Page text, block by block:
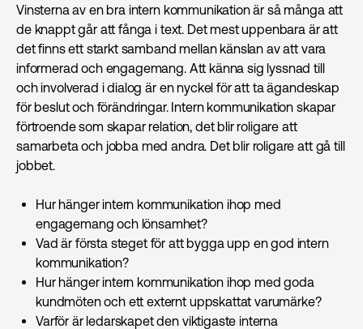
Vinsterna av en bra intern kommunikation är så många att
de knappt går att fånga i text. Det mest uppenbara är att
det finns ett starkt samband mellan känslan av att vara
informerad och engagemang. Att känna sig lyssnad till
och involverad i dialog är en nyckel för att ta ägandeskap
för beslut och förändringar. Intern kommunikation skapar
förtroende som skapar relation, det blir roligare att
samarbeta och jobba med andra. Det blir roligare att gå till
jobbet.
Hur hänger intern kommunikation ihop med
engagemang och lönsamhet?
Vad är första steget för att bygga upp en god intern
kommunikation?
Hur hänger intern kommunikation ihop med goda
kundmöten och ett externt uppskattat varumärke?
Varför är ledarskapet den viktigaste interna